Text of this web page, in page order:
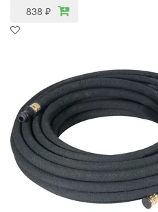
838 ₽